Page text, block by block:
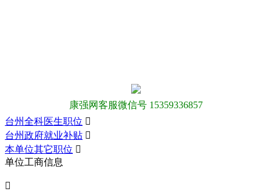
康强网客服微信号 15359336857
台州全科医生职位 
台州政府就业补贴 
本单位其它职位 
单位工商信息
